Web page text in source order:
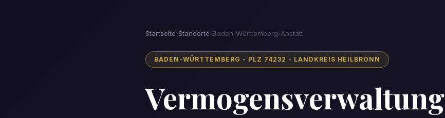
Startseite›Standorte›Baden-Württemberg›Abstatt
BADEN-WÜRTTEMBERG - PLZ 74232 - LANDKREIS HEILBRONN
Vermogensverwaltung